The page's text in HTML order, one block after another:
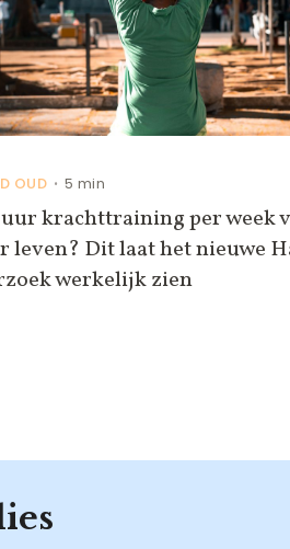
OUD• 5 min
krachttraining per week
leven? Dit laat het nieuwe
werkelijk zien